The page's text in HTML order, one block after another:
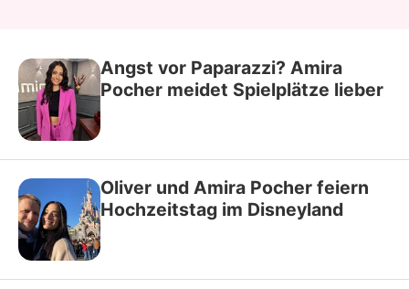
Angst vor Paparazzi? Amira
Pocher meidet Spielplätze lieber
Oliver und Amira Pocher feiern
Hochzeitstag im Disneyland